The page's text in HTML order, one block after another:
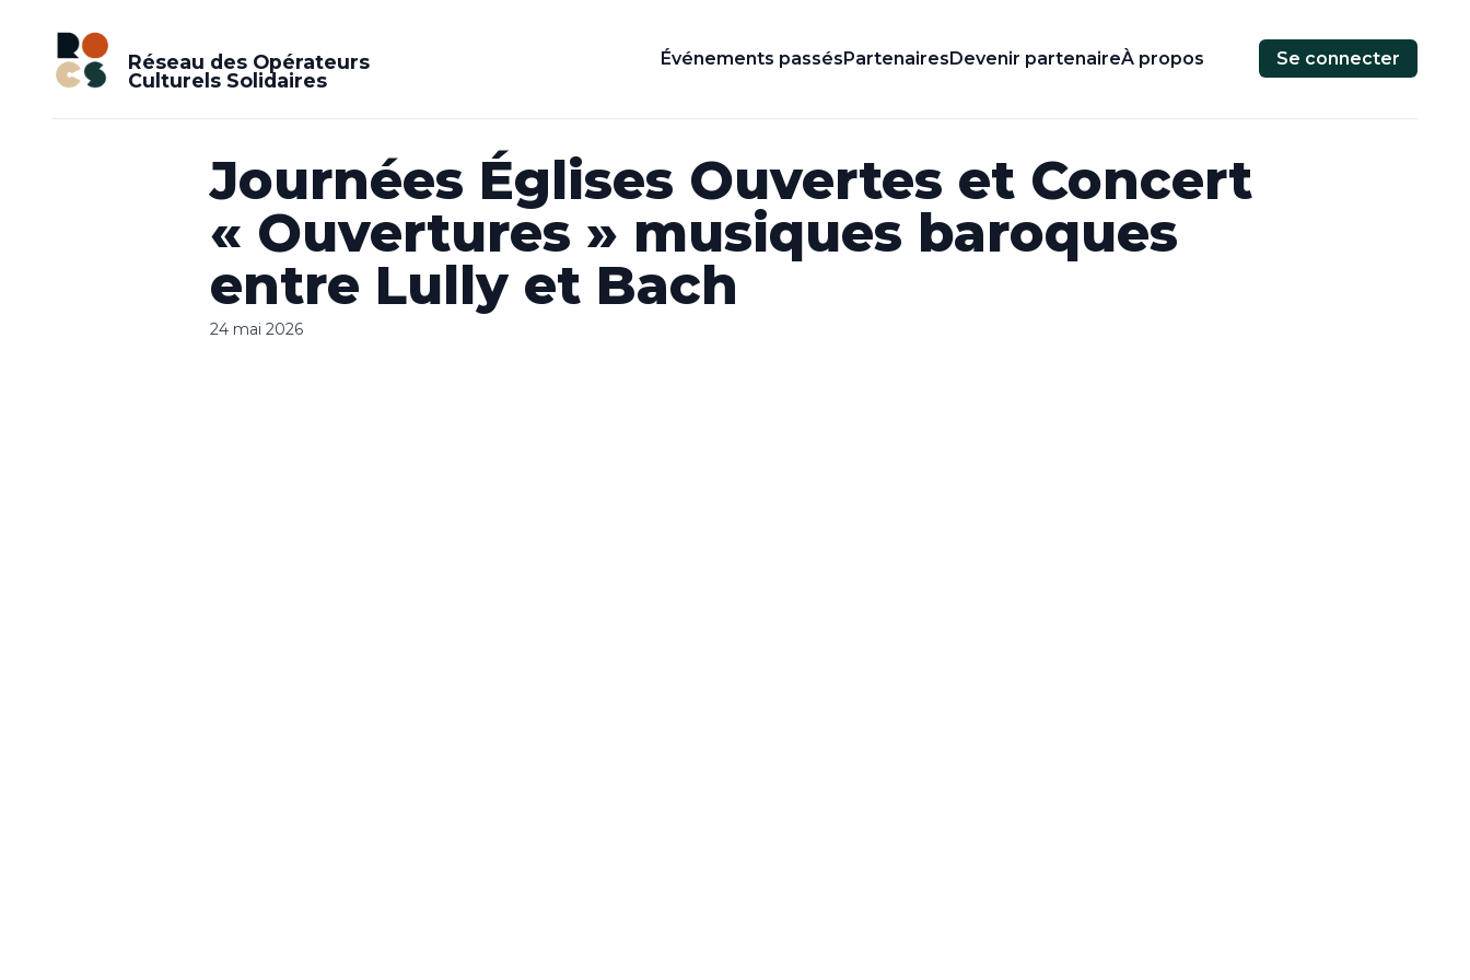
Réseau des Opérateurs
Culturels Solidaires
Événements passésPartenairesDevenir partenaireÀ propos Se connecter
Journées Églises Ouvertes et Concert
« Ouvertures » musiques baroques
entre Lully et Bach
24 mai 2026